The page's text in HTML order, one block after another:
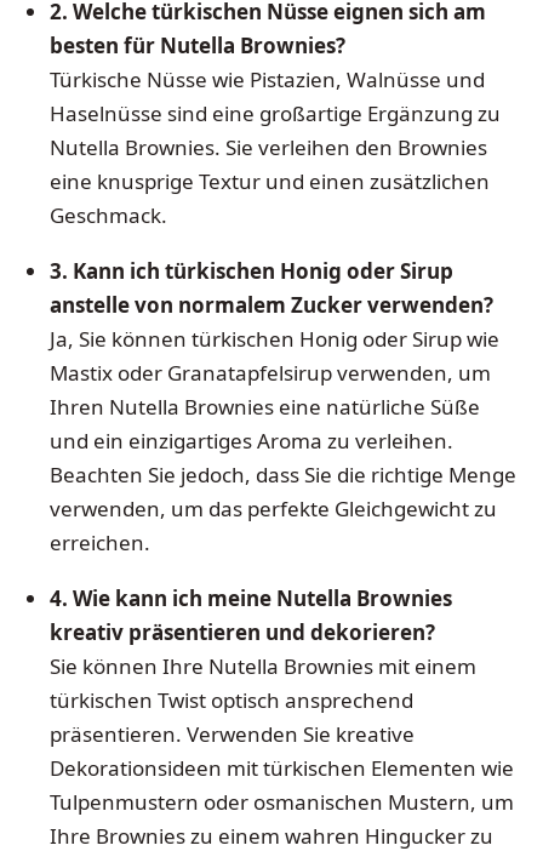
2. Welche türkischen Nüsse eignen sich am
besten für Nutella Brownies?
Türkische Nüsse wie Pistazien, Walnüsse und
Haselnüsse sind eine großartige Ergänzung zu
Nutella Brownies. Sie verleihen den Brownies
eine knusprige Textur und einen zusätzlichen
Geschmack.
3. Kann ich türkischen Honig oder Sirup
anstelle von normalem Zucker verwenden?
Ja, Sie können türkischen Honig oder Sirup wie
Mastix oder Granatapfelsirup verwenden, um
Ihren Nutella Brownies eine natürliche Süße
und ein einzigartiges Aroma zu verleihen.
Beachten Sie jedoch, dass Sie die richtige Menge
verwenden, um das perfekte Gleichgewicht zu
erreichen.
4. Wie kann ich meine Nutella Brownies
kreativ präsentieren und dekorieren?
Sie können Ihre Nutella Brownies mit einem
türkischen Twist optisch ansprechend
präsentieren. Verwenden Sie kreative
Dekorationsideen mit türkischen Elementen wie
Tulpenmustern oder osmanischen Mustern, um
Ihre Brownies zu einem wahren Hingucker zu